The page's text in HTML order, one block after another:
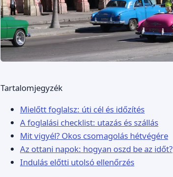
Tartalomjegyzék
Mielőtt foglalsz: úti cél és időzítés
A foglalási checklist: utazás és szállás
Mit vigyél? Okos csomagolás hétvégére
Az ottani napok: hogyan oszd be az időt?
Indulás előtti utolsó ellenőrzés